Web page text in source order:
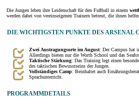
Die Jungen leben ihre Leidenschaft für den Fußball in einem
werden dabei von vereinseigenen Trainern betreut, die ihnen
DIE WICHTIGSTEN PUNKTE DES ARSENAL
Zwei Austragungsorte im August: Der Campus hat
Allerdings bieten nur die Worth School und das
Taktische Stärkung: Das Training legt einen
des taktischen Bewusstseins der Jungen.
Vollständiges Camp: Beinhaltet auch
Sprachunterricht.
PROGRAMMDETAILS